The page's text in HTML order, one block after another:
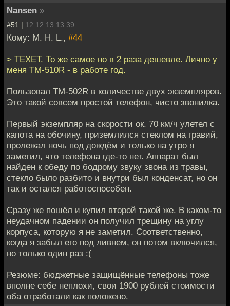
Nansen »
#51 | 12.12.13 13:39
Кому: M. H. L., #44
> TEXET. То же самое но в 2 раза дешевле. Лично у
меня TM-510R - в работе год.
Пользовал TM-502R в количестве двух экземпляров.
Это такой совсем простой телефон, чисто звонилка.
Первый экземпляр на скорости ок. 70 км/ч улетел с
капота на обочину, приземлился стеклом на гравий,
пролежал ночь под дождём и только на утро я
заметил, что телефона где-то нет. Аппарат был
найден к обеду по бодрому звуку звона из травы,
стекло было разбито и внутри был конденсат, но он
так и остался работоспособен.
Сразу же пошёл и купил второй такой же. В каком-то
неудачном падении он получил трещину на углу
корпуса, которую я не заметил. Соответственно,
когда я забыл его под ливнем, он потом включился,
но только один раз :(
Резюме: бюджетные защищённые телефоны тоже
вполне себе неплохи, свои 1900 рублей стоимости
оба отработали как положено.